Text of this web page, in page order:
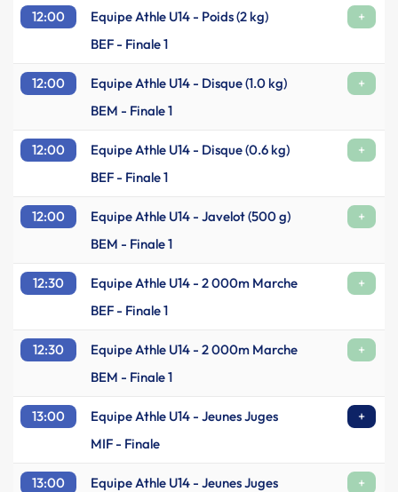
12:00 Equipe Athle U14 - Poids (2 kg)
+
BEF - Finale 1
12:00 Equipe Athle U14 - Disque (1.0 kg)
+
BEM - Finale 1
12:00 Equipe Athle U14 - Disque (0.6 kg)
+
BEF - Finale 1
12:00 Equipe Athle U14 - Javelot (500 g)
+
BEM - Finale 1
12:30 Equipe Athle U14 - 2 000m Marche
+
BEF - Finale 1
12:30 Equipe Athle U14 - 2 000m Marche
+
BEM - Finale 1
13:00 Equipe Athle U14 - Jeunes Juges
+
MIF - Finale
13:00 Equipe Athle U14 - Jeunes Juges
+